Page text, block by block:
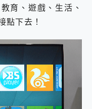
育、遊戲、生活、
點下去！